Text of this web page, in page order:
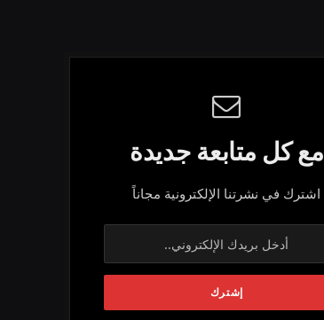
مع كل متابعة جديدة
اشترك في نشرتنا الإلكترونية مجاناً